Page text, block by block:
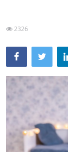
Szállások
2326